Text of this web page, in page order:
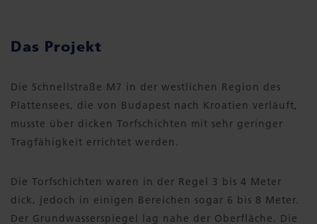
Das Projekt
Die Schnellstraße M7 in der westlichen Region des
Plattensees, die von Budapest nach Kroatien verläuft,
musste über dicken Torfschichten mit sehr geringer
Tragfähigkeit errichtet werden.
Die Torfschichten waren in der Regel 3 bis 4 Meter
dick, jedoch in einigen Bereichen sogar 6 bis 8 Meter.
Der Grundwasserspiegel lag nahe der Oberfläche. Die